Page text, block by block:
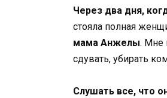
Через два дня,
стояла полная
мама Анжелы. Мне
сдувать, убирать
Слушать все, что